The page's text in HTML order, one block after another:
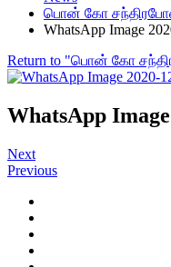
பொன் கோ
WhatsApp Image
Return to "பொன் கோ
WhatsApp
Next
Previous